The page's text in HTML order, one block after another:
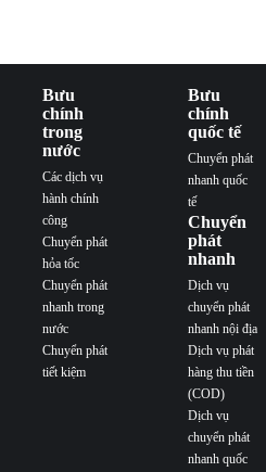
Bưu
chính
trong
nước
Các dịch vụ
hành chính
công
Chuyển phát
hỏa tốc
Chuyển phát
nhanh trong
nước
Chuyển phát
tiết kiệm
Bưu
chính
quốc tế
Chuyển phát
nhanh quốc
tế
Chuyển
phát
nhanh
Dịch vụ
chuyển phát
nhanh nội địa
Dịch vụ phát
hàng thu tiền
(COD)
Dịch vụ
chuyển phát
nhanh quốc